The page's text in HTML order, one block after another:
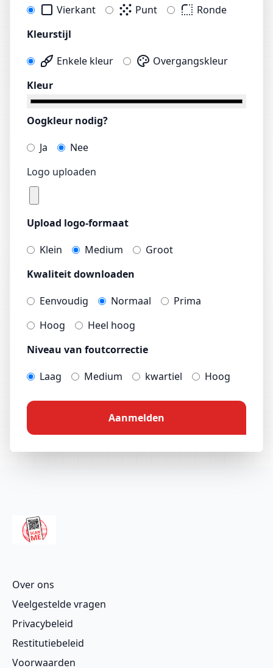
Vierkant
Punt
Ronde
Kleurstijl
Enkele kleur
Overgangskleur
Kleur
Oogkleur nodig?
Ja
Nee
Logo uploaden
Upload logo-formaat
Klein
Medium
Groot
Kwaliteit downloaden
Eenvoudig
Normaal
Prima
Hoog
Heel hoog
Niveau van foutcorrectie
Laag
Medium kwartiel Hoog
Aanmelden
Over ons
Veelgestelde vragen
Privacybeleid
Restitutiebeleid
Voorwaarden